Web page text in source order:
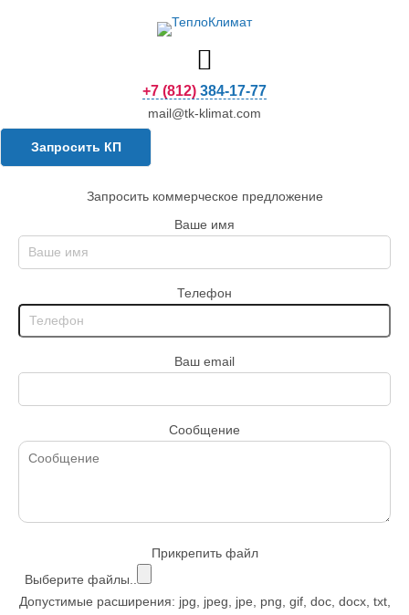
+7 (812) 384-17-77
mail@tk-klimat.com
Запросить КП
Запросить коммерческое предложение
Ваше имя
Телефон
Ваш email
Сообщение
Прикрепить файл
Выберите файлы..
Допустимые расширения: jpg, jpeg, jpe, png, gif, doc, docx, txt,